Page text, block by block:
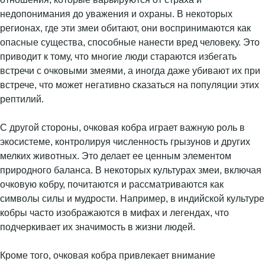
недопонимания до уважения и охраны. В некоторых
регионах, где эти змеи обитают, они воспринимаются как
опасные существа, способные нанести вред человеку. Это
приводит к тому, что многие люди стараются избегать
встречи с очковыми змеями, а иногда даже убивают их при
встрече, что может негативно сказаться на популяции этих
рептилий.
С другой стороны, очковая кобра играет важную роль в
экосистеме, контролируя численность грызунов и других
мелких животных. Это делает ее ценным элементом
природного баланса. В некоторых культурах змеи, включая
очковую кобру, почитаются и рассматриваются как
символы силы и мудрости. Например, в индийской культуре
кобры часто изображаются в мифах и легендах, что
подчеркивает их значимость в жизни людей.
Кроме того, очковая кобра привлекает внимание